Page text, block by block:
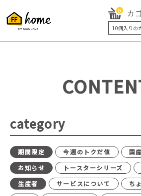
0 カ
10個入り
5個入り
20個入り
category
期間限定 今週のトクだ値
国
お知らせ
トースターシリーズ
生産者
サービスについて
ち